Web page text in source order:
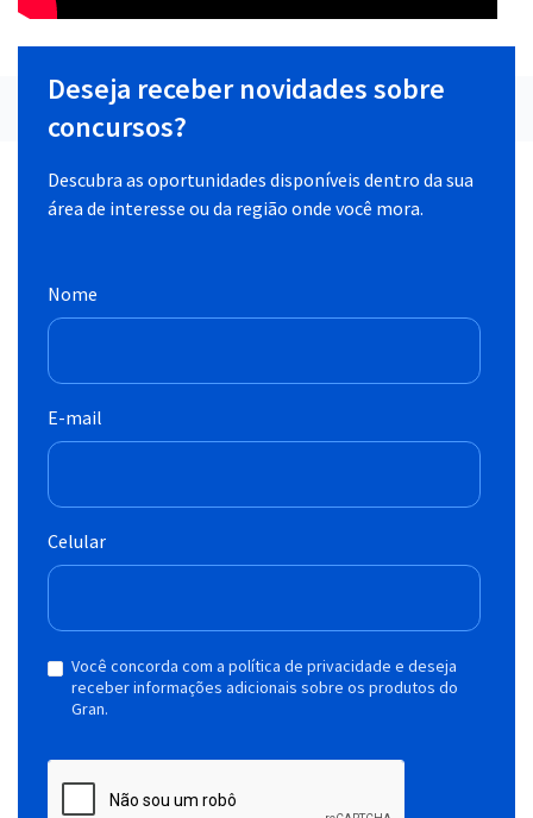
Deseja receber novidades sobre
concursos?
Descubra as oportunidades disponíveis dentro da sua
área de interesse ou da região onde você mora.
Nome
E-mail
Celular
Você concorda com a política de privacidade e deseja
receber informações adicionais sobre os produtos do
Gran.